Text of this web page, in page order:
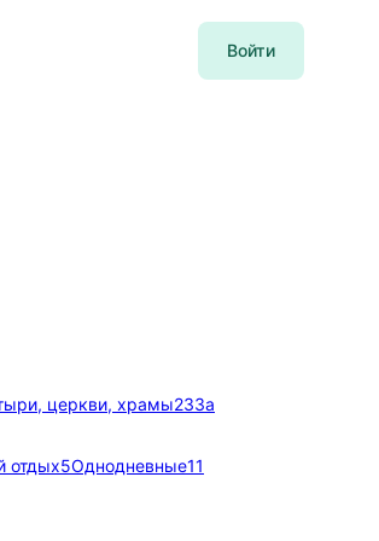
Войти
церкви, храмы23За
отдых5Однодневные11